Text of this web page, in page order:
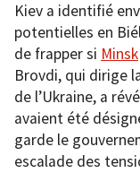
Kiev a identifié
potentielles en
de frapper si Minsk
Brovdi, qui dirige
de l’Ukraine, a
avaient été
garde le
escalade des